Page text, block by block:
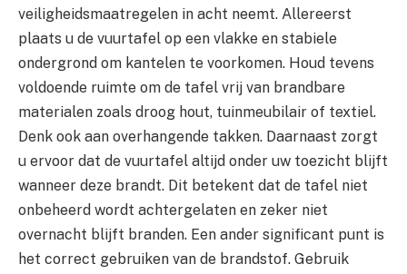
veiligheidsmaatregelen in acht neemt. Allereerst
plaats u de vuurtafel op een vlakke en stabiele
ondergrond om kantelen te voorkomen. Houd tevens
voldoende ruimte om de tafel vrij van brandbare
materialen zoals droog hout, tuinmeubilair of textiel.
Denk ook aan overhangende takken. Daarnaast zorgt
u ervoor dat de vuurtafel altijd onder uw toezicht blijft
wanneer deze brandt. Dit betekent dat de tafel niet
onbeheerd wordt achtergelaten en zeker niet
overnacht blijft branden. Een ander significant punt is
het correct gebruiken van de brandstof. Gebruik